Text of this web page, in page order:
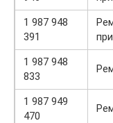
1 987 948
391
1 987 948
833
1 987 949
470